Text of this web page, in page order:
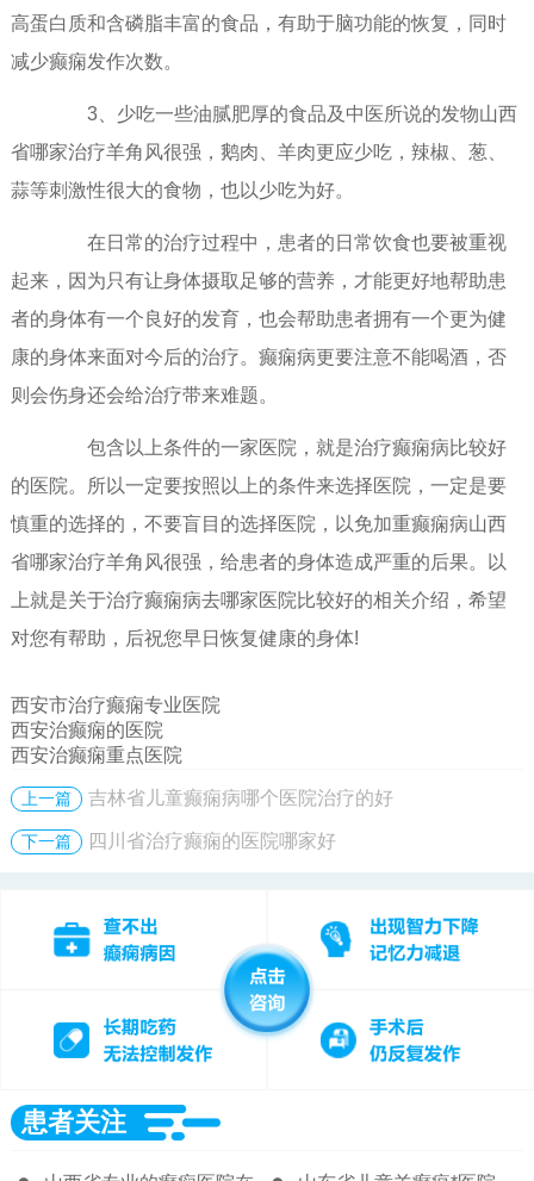
高蛋白质和含磷脂丰富的食品，有助于脑功能的恢复，同时
减少癫痫发作次数。
3、少吃一些油腻肥厚的食品及中医所说的发物山西
省哪家治疗羊角风很强，鹅肉、羊肉更应少吃，辣椒、葱、
蒜等刺激性很大的食物，也以少吃为好。
在日常的治疗过程中，患者的日常饮食也要被重视
起来，因为只有让身体摄取足够的营养，才能更好地帮助患
者的身体有一个良好的发育，也会帮助患者拥有一个更为健
康的身体来面对今后的治疗。癫痫病更要注意不能喝酒，否
则会伤身还会给治疗带来难题。
包含以上条件的一家医院，就是治疗癫痫病比较好
的医院。所以一定要按照以上的条件来选择医院，一定是要
慎重的选择的，不要盲目的选择医院，以免加重癫痫病山西
省哪家治疗羊角风很强，给患者的身体造成严重的后果。以
上就是关于治疗癫痫病去哪家医院比较好的相关介绍，希望
对您有帮助，后祝您早日恢复健康的身体!
西安市治疗癫痫专业医院
西安治癫痫的医院
西安治癫痫重点医院
上一篇 吉林省儿童癫痫病哪个医院治疗的好
下一篇 四川省治疗癫痫的医院哪家好
患者关注